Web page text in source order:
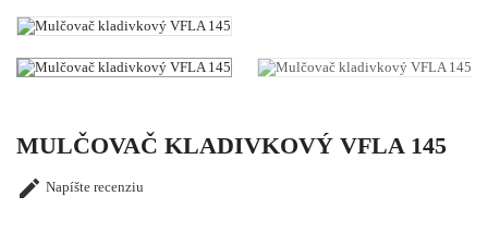
MULČOVAČ KLADIVKOVÝ VFLA 145
 Napíšte recenziu